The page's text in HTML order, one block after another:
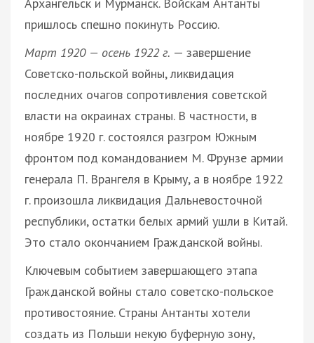
пришлось спешно покинуть Россию.
Март 1920 — осень 1922 г. — завершение
Советско-польской войны, ликвидация
последних очагов сопротивления советской
власти на окраинах страны. В частности, в
ноябре 1920 г. состоялся разгром Южным
фронтом под командованием М. Фрунзе армии
генерала П. Врангеля в Крыму, а в ноябре 1922
г. произошла ликвидация Дальневосточной
республики, остатки белых армий ушли в Китай.
Это стало окончанием Гражданской войны.
Ключевым событием завершающего этапа
Гражданской войны стало советско-польское
противостояние. Страны Антанты хотели
создать из Польши некую буферную зону,